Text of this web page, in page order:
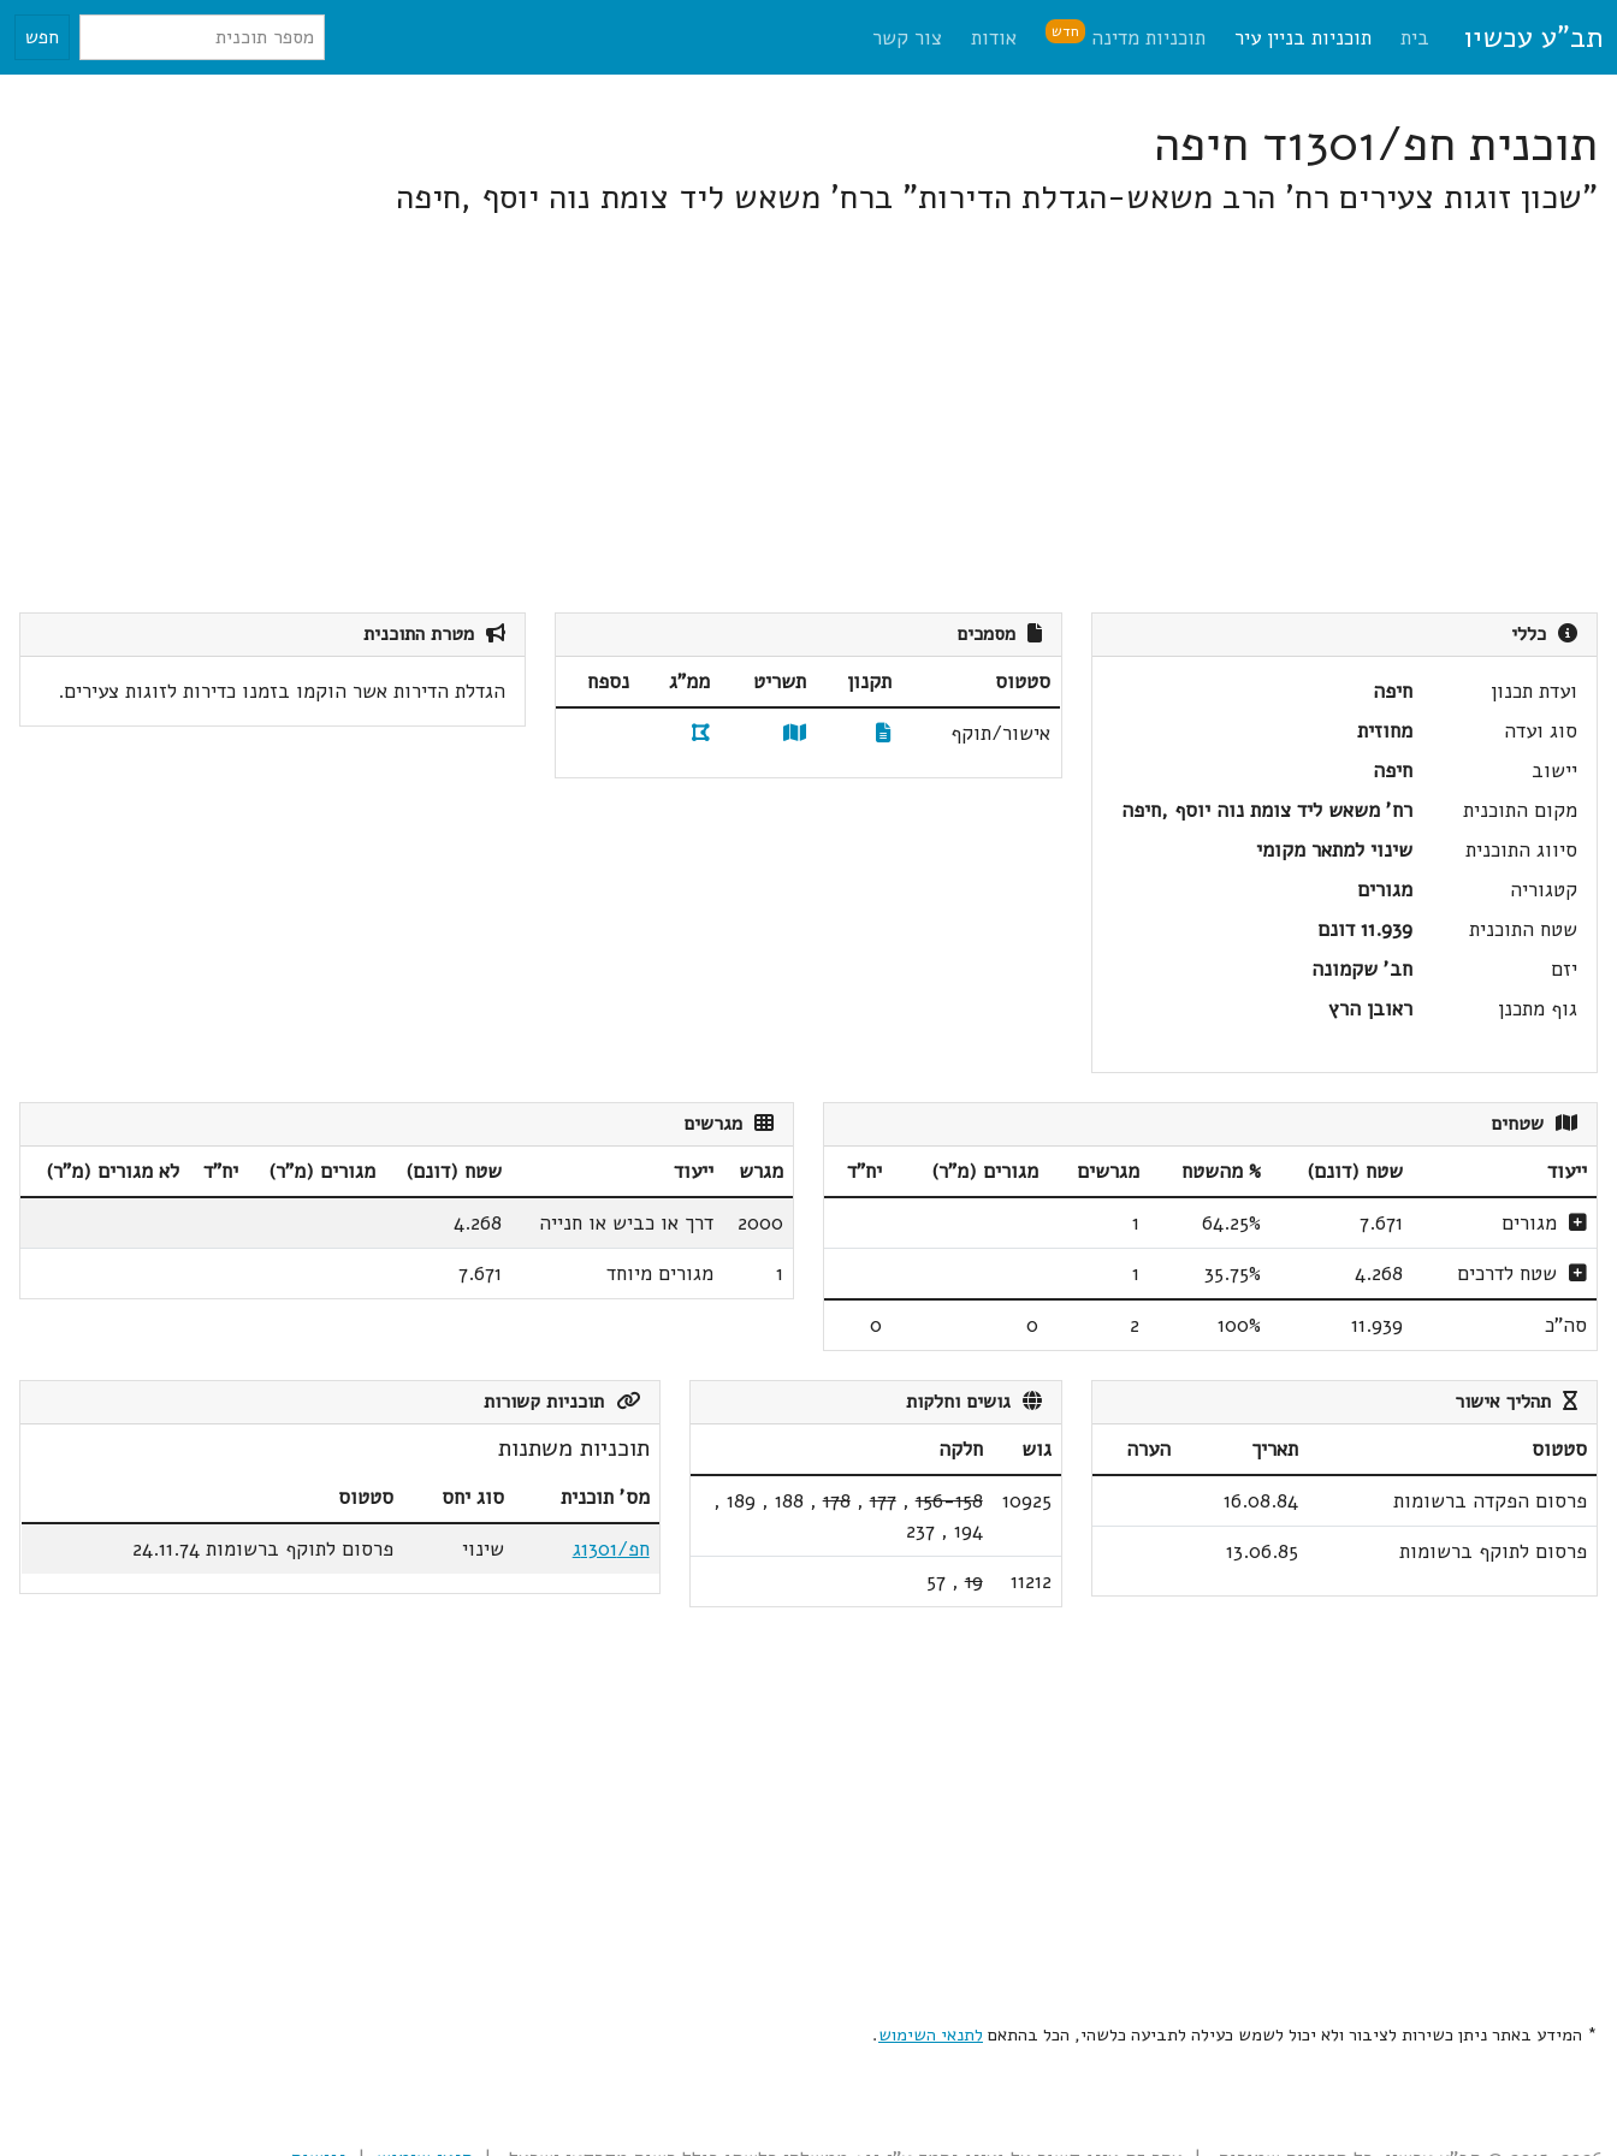
תב"ע עכשיו בית תוכניות בניין עיר תוכניות מדינה חדש אודות צור קשר חפש
תוכנית חפ/1301ד חיפה
"שכון זוגות צעירים רח' הרב משאש-הגדלת הדירות" ברח' משאש ליד צומת נוה יוסף ,חיפה
כללי
ועדת תכנון
חיפה
סוג ועדה
מחוזית
יישוב
חיפה
מקום התוכנית
רח' משאש ליד צומת נוה יוסף ,חיפה
סיווג התוכנית
שינוי למתאר מקומי
קטגוריה
מגורים
שטח התוכנית
11.939 דונם
יזם
חב' שקמונה
גוף מתכנן
ראובן הרץ
מסמכים
סטטוס תקנון תשריט ממ"ג
נספח
אישור/תוקף
מטרת התוכנית
הגדלת הדירות אשר הוקמו בזמנו כדירות לזוגות צעירים.
שטחים
ייעוד שטח (דונם) % מהשטח מגרשים מגורים (מ"ר)
יח"ד
מגורים
7.671
64.25%
1
שטח לדרכים
4.268
35.75%
1
סה"כ
11.939
100%
2
0
0
מגרשים
מגרש ייעוד שטח (דונם) מגורים (מ"ר) יח"ד
לא מגורים (מ"ר)
2000
דרך או כביש או חנייה
4.268
1
מגורים מיוחד 7.671
תהליך אישור
סטטוס תאריך
הערה
פרסום הפקדה ברשומות
16.08.84
פרסום לתוקף ברשומות
13.06.85
גושים וחלקות
גוש
חלקה
10925
156-158
,
177
,
178
,
188
,
189
,
194
,
237
11212
19
,
57
תוכניות קשורות
תוכניות משתנות
מס' תוכנית סוג יחס
סטטוס
חפ/1301ג
שינוי פרסום לתוקף ברשומות 24.11.74
* המידע באתר ניתן כשירות לציבור ולא יכול לשמש כעילה לתביעה כלשהי, הכל בהתאם לתנאי השימוש.